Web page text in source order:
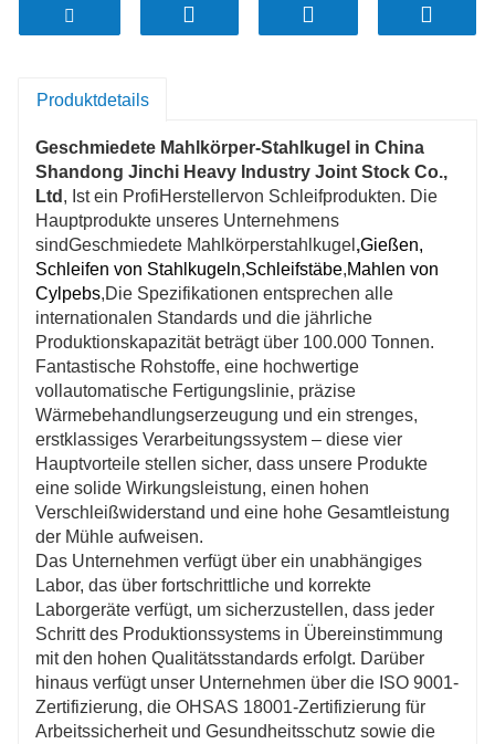
Produktdetails
Geschmiedete Mahlkörper-Stahlkugel in China
Shandong Jinchi Heavy Industry Joint Stock Co.,
Ltd , Ist ein ProfiHerstellervon Schleifprodukten. Die
Hauptprodukte unseres Unternehmens
sindGeschmiedete Mahlkörperstahlkugel ,Gießen,
Schleifen von Stahlkugeln,Schleifstäbe,Mahlen von
Cylpebs,Die Spezifikationen entsprechen alle
internationalen Standards und die jährliche
Produktionskapazität beträgt über 100.000 Tonnen.
Fantastische Rohstoffe, eine hochwertige
vollautomatische Fertigungslinie, präzise
Wärmebehandlungserzeugung und ein strenges,
erstklassiges Verarbeitungssystem – diese vier
Hauptvorteile stellen sicher, dass unsere Produkte
eine solide Wirkungsleistung, einen hohen
Verschleißwiderstand und eine hohe Gesamtleistung
der Mühle aufweisen.
Das Unternehmen verfügt über ein unabhängiges
Labor, das über fortschrittliche und korrekte
Laborgeräte verfügt, um sicherzustellen, dass jeder
Schritt des Produktionssystems in Übereinstimmung
mit den hohen Qualitätsstandards erfolgt. Darüber
hinaus verfügt unser Unternehmen über die ISO 9001-
Zertifizierung, die OHSAS 18001-Zertifizierung für
Arbeitssicherheit und Gesundheitsschutz sowie die